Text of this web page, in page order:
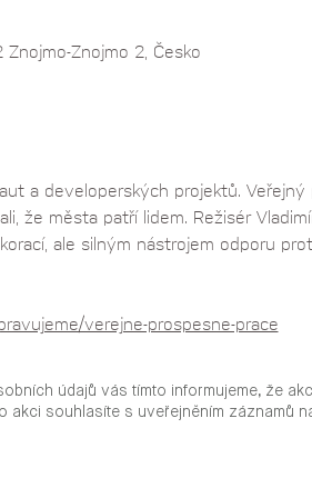
Znojmo 2, Česko
a developerských projektů.
že města patří lidem. Režisér
ale silným nástrojem odporu
verejne-prospesne-prace
údajů vás tímto informujeme, že
akci souhlasíte s uveřejněním záznamů